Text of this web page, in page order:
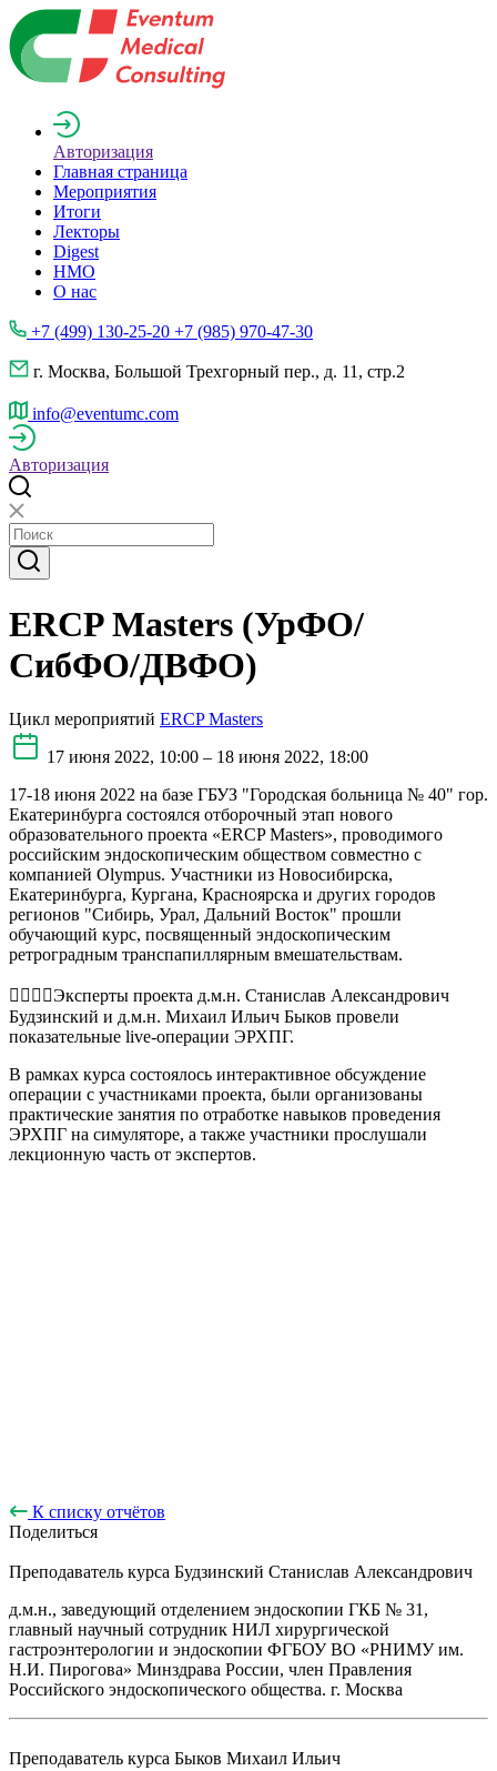
Авторизация
Главная страница
Мероприятия
Итоги
Лекторы
Digest
НМО
О нас
+7 (499) 130-25-20 +7 (985) 970-47-30
г. Москва, Большой Трехгорный пер., д. 11, стр.2
info@eventumc.com
Авторизация
ERCP Masters (УрФО/
СибФО/ДВФО)
Цикл мероприятий ERCP Masters
17 июня 2022, 10:00 – 18 июня 2022, 18:00
17-18 июня 2022 на базе ГБУЗ "Городская больница № 40" гор.
Екатеринбурга состоялся отборочный этап нового
образовательного проекта «ERCP Masters», проводимого
российским эндоскопическим обществом совместно с
компанией Olympus. Участники из Новосибирска,
Екатеринбурга, Кургана, Красноярска и других городов
регионов "Сибирь, Урал, Дальний Восток" прошли
обучающий курс, посвященный эндоскопическим
ретроградным транспапиллярным вмешательствам.
👨‍⚕️👨‍⚕️Эксперты проекта д.м.н. Станислав Александрович
Будзинский и д.м.н. Михаил Ильич Быков провели
показательные live-операции ЭРХПГ.
В рамках курса состоялось интерактивное обсуждение
операции с участниками проекта, были организованы
практические занятия по отработке навыков проведения
ЭРХПГ на симуляторе, а также участники прослушали
лекционную часть от экспертов.
К списку отчётов
Поделиться
Преподаватель курса Будзинский Станислав Александрович
д.м.н., заведующий отделением эндоскопии ГКБ № 31,
главный научный сотрудник НИЛ хирургической
гастроэнтерологии и эндоскопии ФГБОУ ВО «РНИМУ им.
Н.И. Пирогова» Минздрава России, член Правления
Российского эндоскопического общества. г. Москва
Преподаватель курса Быков Михаил Ильич